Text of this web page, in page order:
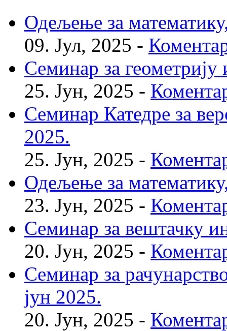
Одељење за
09. Јул, 2025 -
Семинар за
25. Јун, 2025 -
Семинар Катедре за
2025.
25. Јун, 2025 -
Одељење за
23. Јун, 2025 -
Семинар за вештачку
20. Јун, 2025 -
Семинар за
јун 2025.
20. Јун, 2025 -